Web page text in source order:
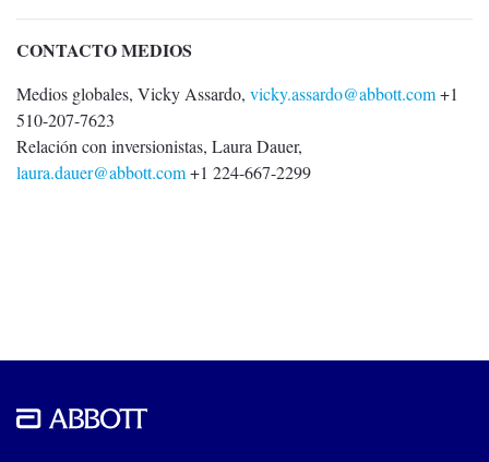
CONTACTO MEDIOS
Medios globales, Vicky Assardo, vicky.assardo@abbott.com+1
510-207-7623
Relación con inversionistas, Laura Dauer,
laura.dauer@abbott.com+1 224-667-2299